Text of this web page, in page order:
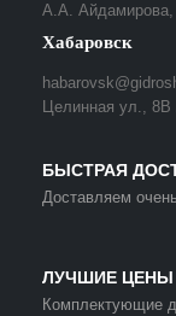
А.А. Айдамирова,
Хабаровск
Целинная ул.,
БЫСТРАЯ
Доставляем
ЛУЧШИЕ ЦЕНЫ
Комплектующие